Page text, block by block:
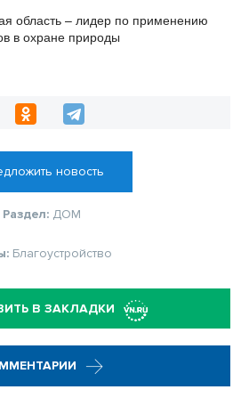
область – лидер по применению
в охране природы
новость
Раздел: ДОМ
Благоустройство
В ЗАКЛАДКИ